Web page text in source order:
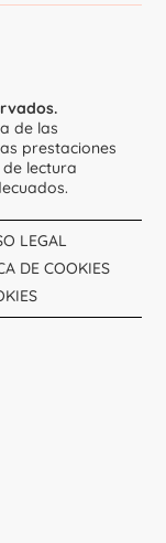
de las
prestaciones
lectura
LEGAL
DE COOKIES